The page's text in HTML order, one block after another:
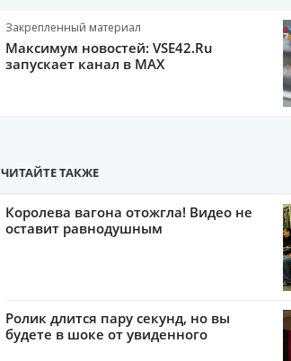
Закрепленный материал
Максимум новостей: VSE42.Ru
запускает канал в MAX
ЧИТАЙТЕ ТАКЖЕ
Королева вагона отожгла! Видео не
оставит равнодушным
Ролик длится пару секунд, но вы
будете в шоке от увиденного